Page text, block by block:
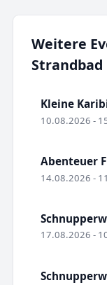
Weitere
Kleine
10.08.2026 -
Abenteuer
14.08.2026 -
17.08.2026 -